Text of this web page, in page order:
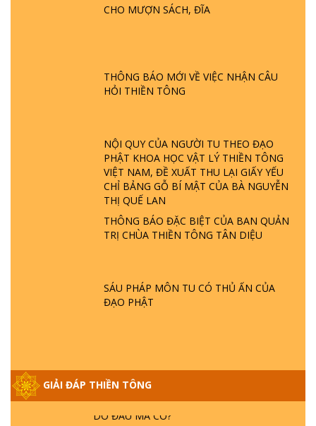
CHO MƯỢN SÁCH, ĐĨA
THÔNG BÁO MỚI VỀ VIỆC NHẬN CÂU
HỎI THIỀN TÔNG
NỘI QUY CỦA NGƯỜI TU THEO ĐẠO
PHẬT KHOA HỌC VẬT LÝ THIỀN TÔNG
VIỆT NAM, ĐỀ XUẤT THU LẠI GIẤY YẾU
CHỈ BẢNG GỖ BÍ MẬT CỦA BÀ NGUYỄN
THỊ QUẾ LAN
THÔNG BÁO ĐẶC BIỆT CỦA BAN QUẢN
TRỊ CHÙA THIỀN TÔNG TÂN DIỆU
SÁU PHÁP MÔN TU CÓ THỦ ẤN CỦA
ĐẠO PHẬT
GIẢI ĐÁP THIỀN TÔNG
HỘI GÌ? TỬ VÌ ĐẠO
PHẬT GIỚI CÓ THỜI GIAN KHÔNG? |
TTTD
LÀ AI? QUỶ SA TĂNG? | TTTD
GIẢI ĐÁP THIỀN TÔNG ĐẶC BIỆT P22 - TẠI
SAO TRÁI ĐẤT NHIỀU THIÊN TAI - LŨ LỤT
- HỎA HOẠN | TTTD
GIẢI ĐÁP THIỀN TÔNG ĐẶC BIỆT PHẦN 20